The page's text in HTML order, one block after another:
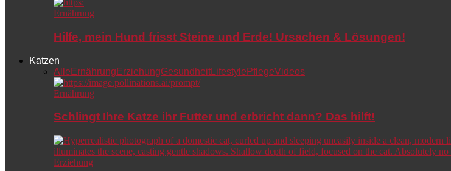
Ernährung
Hilfe, mein Hund frisst Steine und Erde! Ursachen & Lösungen!
Katzen
Alle Ernährung ErziehungGesundheitLifestyle PflegeVideos
Ernährung
Schlingt Ihre Katze ihr Futter und erbricht dann? Das hilft!
Erziehung